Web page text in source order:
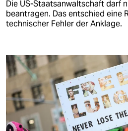
Die US-Staatsanwaltschaft darf
beantragen. Das entschied eine
technischer Fehler der Anklage.